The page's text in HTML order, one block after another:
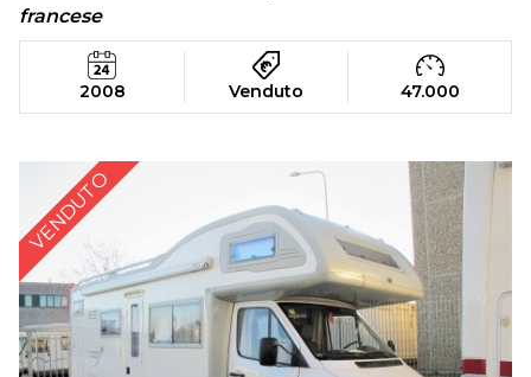
francese
2008 Venduto 47.000
VENDUTO